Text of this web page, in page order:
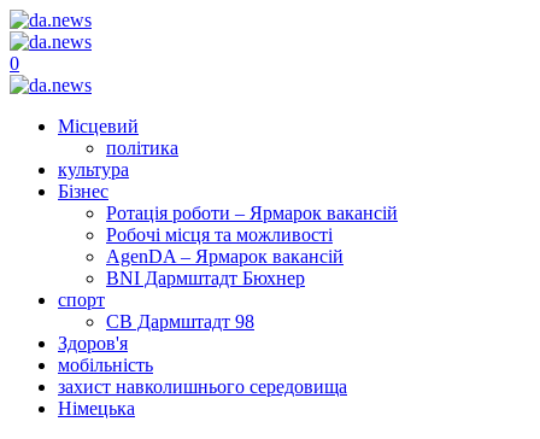
0
Місцевий
політика
культура
Бізнес
Ротація роботи – Ярмарок вакансій
Робочі місця та можливості
AgenDA – Ярмарок вакансій
BNI Дармштадт Бюхнер
спорт
СВ Дармштадт 98
Здоров'я
мобільність
захист навколишнього середовища
Німецька